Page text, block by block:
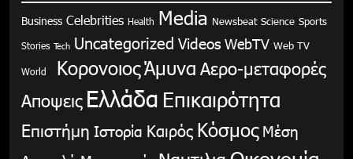
Business Celebrities Health Media Newsbeat Science Sports
Stories Tech Uncategorized Videos WebTV Web TV
World ΚορονοιοςΆμυνα Αερο-μεταφορές
Αποψεις Ελλάδα Επικαιρότητα
Επιστήμη Ιστορία Καιρός Κόσμος Μέση